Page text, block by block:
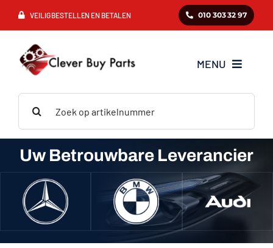
VEILIG BESTELLEN EN BETALEN 010 303 32 97
naar:
MENU
Mercedes
BMW
Audi
VAG
Uw Betrouwbare Leverancier